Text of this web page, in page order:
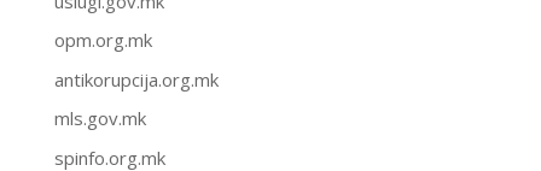
opm.org.mk
antikorupcija.org.mk
mls.gov.mk
spinfo.org.mk